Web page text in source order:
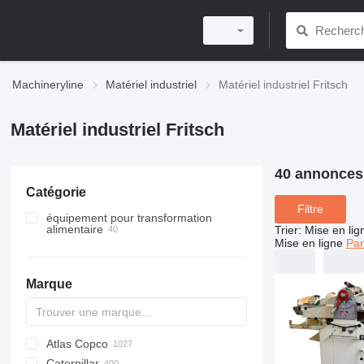
Machineryline Matériel industriel Matériel industriel Fritsch
Matériel industriel Fritsch
Catégorie
équipement pour transformation
alimentaire
autre équipement de confiserie
Marque
PDS
APD
AB
Ensis
VZ
AG3
Atlas Copco
40
Filtre
Trier: Mise en
Mise en ligne